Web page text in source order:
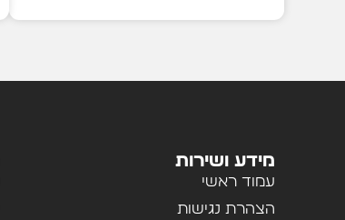
מידע ושירות
עמוד ראשי
הצהרת נגישות